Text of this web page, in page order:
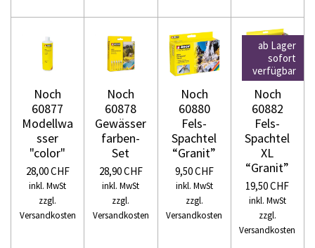
Noch
60877
Modellwa
sser
"color"
28,00 CHF
inkl. MwSt
zzgl.
Versandkosten
Noch
60878
Gewässer
farben-
Set
28,90 CHF
inkl. MwSt
zzgl.
Versandkosten
Noch
60880
Fels-
Spachtel
“Granit”
9,50 CHF
inkl. MwSt
zzgl.
Versandkosten
ab Lager
sofort
verfügbar
Noch
60882
Fels-
Spachtel
XL
“Granit”
19,50 CHF
inkl. MwSt
zzgl.
Versandkosten